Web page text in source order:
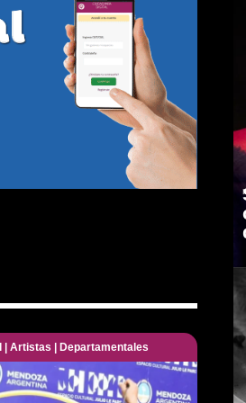
|Artistas Departamentales